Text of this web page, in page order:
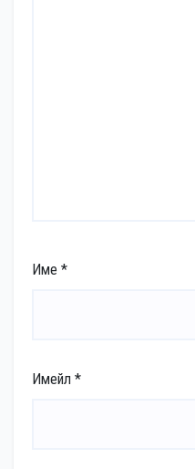
Име *
Имейл *